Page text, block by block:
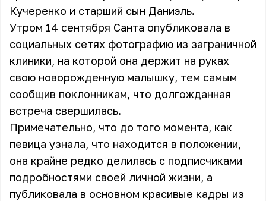
Кучеренко и старший сын Даниэль.
Утром 14 сентября Санта опубликовала в
социальных сетях фотографию из заграничной
клиники, на которой она держит на руках
свою новорожденную малышку, тем самым
сообщив поклонникам, что долгожданная
встреча свершилась.
Примечательно, что до того момента, как
певица узнала, что находится в положении,
она крайне редко делилась с подписчиками
подробностями своей личной жизни, а
публиковала в основном красивые кадры из